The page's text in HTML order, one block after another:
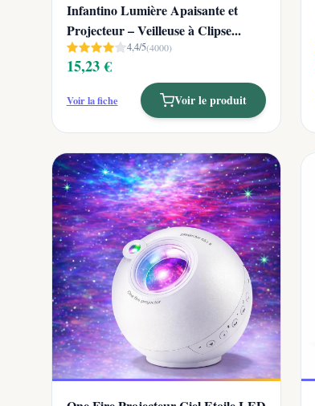
Infantino Lumière Apaisante et
Projecteur – Veilleuse à Clipse...
4,4/5(4000)
15,23 €
Voir la fiche Voir le produit